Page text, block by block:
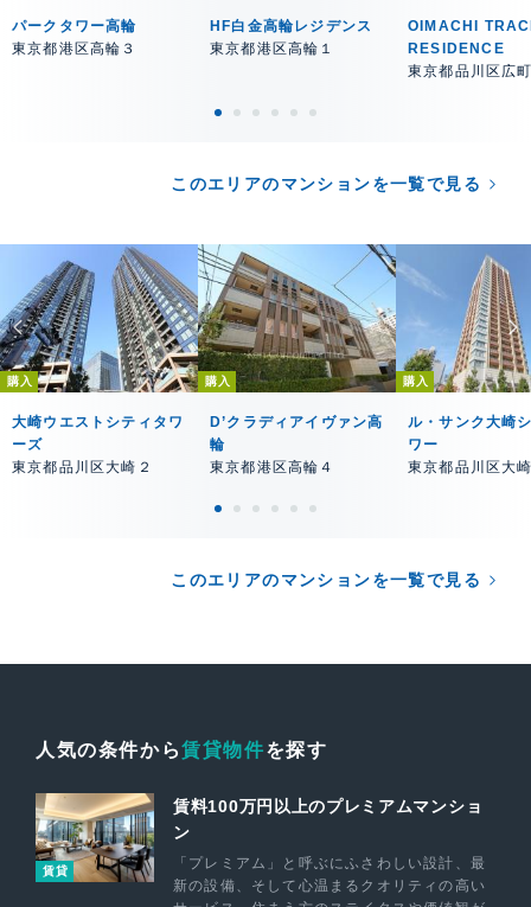
パークタワー高輪
東京都港区高輪３
HF白金高輪レジデンス
東京都港区高輪１
OIMACHI
RESIDENCE
東京都品川区広
このエリアのマンションを一覧で見る
購入
大崎ウエストシティタワ
ーズ
東京都品川区大崎２
購入
D’クラディアイヴァン高
輪
東京都港区高輪４
購入
ル・サンク大崎
ワー
東京都品川区大
このエリアのマンションを一覧で見る
人気の条件から賃貸物件を探す
賃貸
賃料100万円以上のプレミアムマンショ
ン
「プレミアム」と呼ぶにふさわしい設計、最
新の設備、そして心温まるクオリティの高い